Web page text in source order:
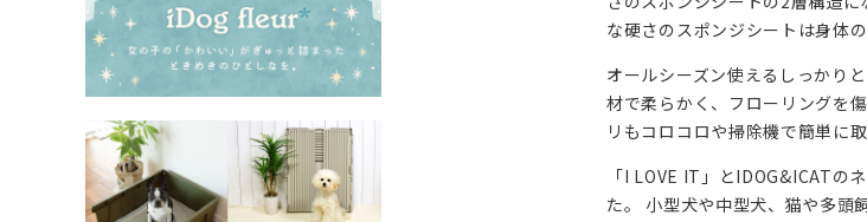
な硬さのスポンジシートは身体
オールシーズン使えるしっかり
材で柔らかく、フローリングを
リもコロコロや掃除機で簡単に取
「I LOVE IT」とIDOG&ICATの
た。 小型犬や中型犬、猫や多頭